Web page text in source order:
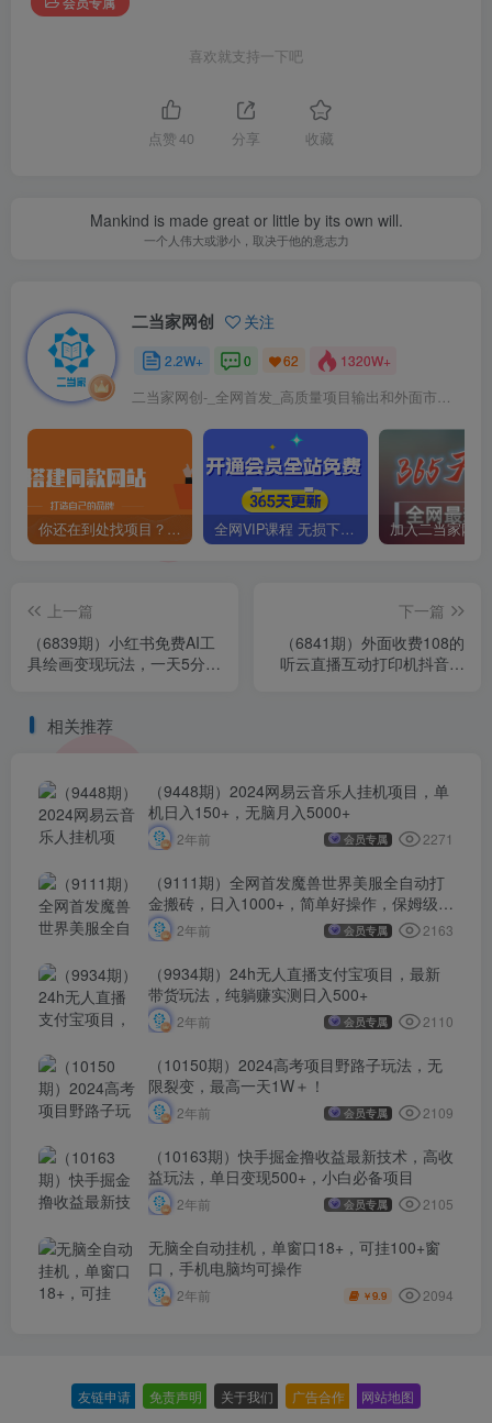
喜欢就支持一下吧
点赞 40 分享 收藏
Mankind is made great or little by its own will.
一个人伟大或渺小，取决于他的意志力
二当家网创 关注
2.2W+ 0 62 1320W+
你还在到处找项目？还在当韭菜？我靠卖项目一个月收入5万+，曾经我也是个失败者。 全网VIP课程 无损下载~
上一篇
（6839期）小红书免费AI工
具绘画变现玩法，一天5分钟
下一篇
（6841期）外面收费108的
听云直播互动打印机抖音虚
相关推荐
（9448期）2024网易云音乐人挂机项目，单
机日入150+，无脑月入5000+
2年前 会员专属 2271
（9111期）全网首发魔兽世界美服全自动打
金搬砖，日入1000+，简单好操作，保姆级教
学
2年前 会员专属 2163
（9934期）24h无人直播支付宝项目，最新
带货玩法，纯躺赚实测日入500+
2年前 会员专属 2110
（10150期）2024高考项目野路子玩法，无
限裂变，最高一天1W＋！
2年前 会员专属 2109
（10163期）快手掘金撸收益最新技术，高收
益玩法，单日变现500+，小白必备项目
2年前 会员专属 2105
无脑全自动挂机，单窗口18+，可挂100+窗
口，手机电脑均可操作
2年前 ￥9.9 2094
友链申请 免责声明 关于我们 广告合作 网站地图